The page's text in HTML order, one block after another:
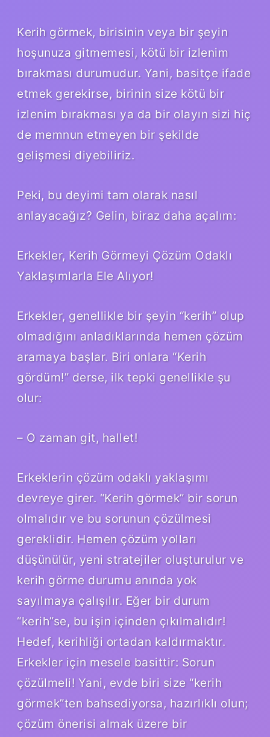
Kerih görmek, birisinin veya bir şeyin
hoşunuza gitmemesi, kötü bir izlenim
bırakması durumudur. Yani, basitçe ifade
etmek gerekirse, birinin size kötü bir
izlenim bırakması ya da bir olayın sizi hiç
de memnun etmeyen bir şekilde
gelişmesi diyebiliriz.
Peki, bu deyimi tam olarak nasıl
anlayacağız? Gelin, biraz daha açalım:
Erkekler, Kerih Görmeyi Çözüm Odaklı
Yaklaşımlarla Ele Alıyor!
Erkekler, genellikle bir şeyin “kerih” olup
olmadığını anladıklarında hemen çözüm
aramaya başlar. Biri onlara “Kerih
gördüm!” derse, ilk tepki genellikle şu
olur:
– O zaman git, hallet!
Erkeklerin çözüm odaklı yaklaşımı
devreye girer. “Kerih görmek” bir sorun
olmalıdır ve bu sorunun çözülmesi
gereklidir. Hemen çözüm yolları
düşünülür, yeni stratejiler oluşturulur ve
kerih görme durumu anında yok
sayılmaya çalışılır. Eğer bir durum
“kerih”se, bu işin içinden çıkılmalıdır!
Hedef, kerihliği ortadan kaldırmaktır.
Erkekler için mesele basittir: Sorun
çözülmeli! Yani, evde biri size “kerih
görmek”ten bahsediyorsa, hazırlıklı olun;
çözüm önerisi almak üzere bir